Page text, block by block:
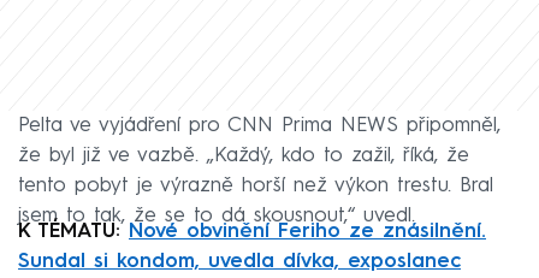
Pelta ve vyjádření pro CNN Prima NEWS připomněl,
že byl již ve vazbě. „Každý, kdo to zažil, říká, že
tento pobyt je výrazně horší než výkon trestu. Bral
jsem to tak, že se to dá skousnout,“ uvedl.
K TÉMATU:
Nové obvinění Feriho ze znásilnění.
Sundal si kondom, uvedla dívka, exposlanec